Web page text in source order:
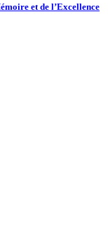
et de l’Excellence